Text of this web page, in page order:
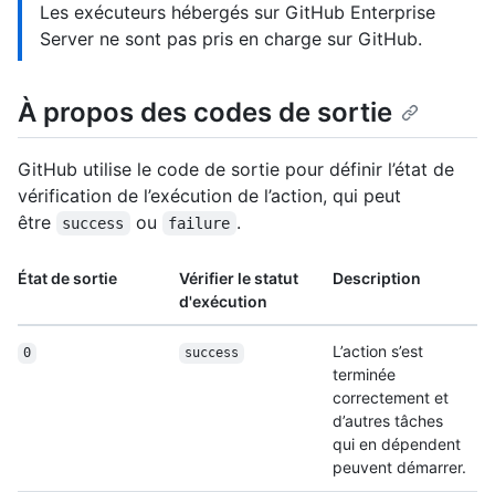
Les exécuteurs hébergés sur GitHub Enterprise
Server ne sont pas pris en charge sur GitHub.
À propos des codes de sortie
GitHub utilise le code de sortie pour définir l’état de
vérification de l’exécution de l’action, qui peut
être
success ou failure .
État de sortie
Vérifier le statut
d'exécution
Description
0 success
L’action s’est
terminée
correctement et
d’autres tâches
qui en dépendent
peuvent démarrer.